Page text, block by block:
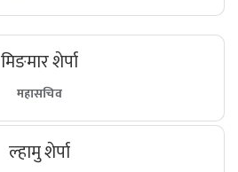
मिङमार शेर्पा
महासचिव
ल्हामु शेर्पा